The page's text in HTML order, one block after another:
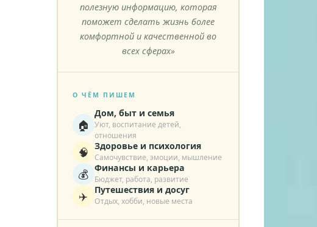
полезную информацию, которая
поможет сделать жизнь более
комфортной и качественной во
всех сферах»
О ЧЁМ ПИШЕМ
🏠
Дом, быт и семья
Уют, воспитание детей,
отношения
🧠 Здоровье и психология
Самочувствие, эмоции, мышление
💰 Финансы и карьера
Бюджет, работа, развитие
✈️ Путешествия и досуг
Отдых, хобби, новые места